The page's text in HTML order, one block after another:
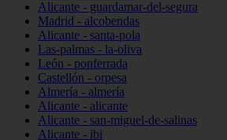
Alicante - guardamar-del-segura
Madrid - alcobendas
Alicante - santa-pola
Las-palmas - la-oliva
León - ponferrada
Castellón - orpesa
Almería - almería
Alicante - alicante
Alicante - san-miguel-de-salinas
Alicante - ibi